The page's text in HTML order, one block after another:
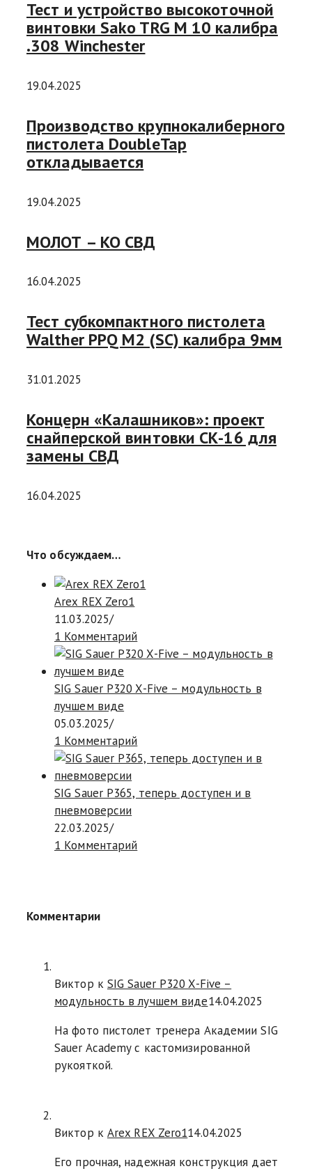
Тест и устройство высокоточной
винтовки Sako TRG M 10 калибра
.308 Winchester
19.04.2025
Производство крупнокалиберного
пистолета DoubleTap
откладывается
19.04.2025
МОЛОТ – КО СВД
16.04.2025
Тест субкомпактного пистолета
Walther PPQ M2 (SC) калибра 9мм
31.01.2025
Концерн «Калашников»: проект
снайперской винтовки СК-16 для
замены СВД
16.04.2025
Что обсуждаем…
Arex REX Zero1
11.03.2025/
1 Комментарий
SIG Sauer P320 X-Five – модульность в
лучшем виде
05.03.2025/
1 Комментарий
SIG Sauer P365, теперь доступен и в
пневмоверсии
22.03.2025/
1 Комментарий
Комментарии
Виктор к SIG Sauer P320 X-Five –
модульность в лучшем виде14.04.2025
На фото пистолет тренера Академии SIG
Sauer Academy с кастомизированной
рукояткой.
Виктор к Arex REX Zero114.04.2025
Его прочная, надежная конструкция дает